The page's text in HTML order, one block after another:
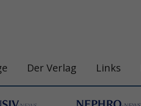
Der Verlag Links